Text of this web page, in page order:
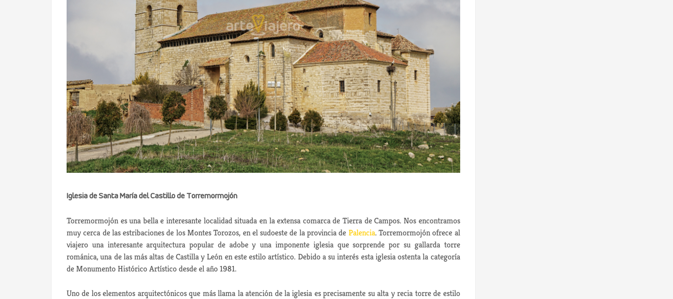
Iglesia de Santa María del Castillo de Torremormojón
Torremormojón es una bella e interesante localidad situada en la extensa comarca de Tierra de Campos. Nos encontramos
muy cerca de las estribaciones de los Montes Torozos, en el sudoeste de la provincia de Palencia. Torremormojón ofrece al
viajero una interesante arquitectura popular de adobe y una imponente iglesia que sorprende por su gallarda torre
románica, una de las más altas de Castilla y León en este estilo artístico. Debido a su interés esta iglesia ostenta la categoría
de Monumento Histórico Artístico desde el año 1981.
Uno de los elementos arquitectónicos que más llama la atención de la iglesia es precisamente su alta y recia torre de estilo